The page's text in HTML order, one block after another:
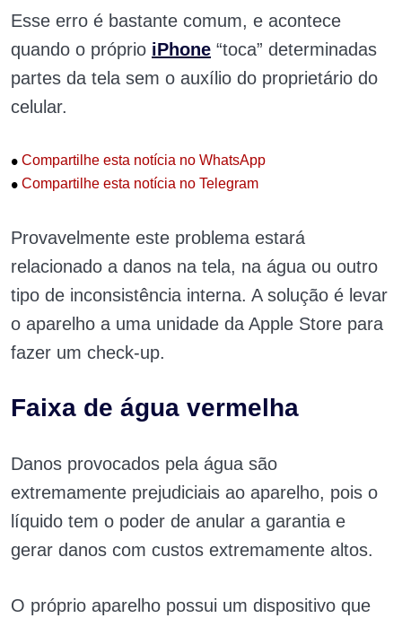
Esse erro é bastante comum, e acontece
quando o próprio iPhone “toca” determinadas
partes da tela sem o auxílio do proprietário do
celular.
• Compartilhe esta notícia no WhatsApp
• Compartilhe esta notícia no Telegram
Provavelmente este problema estará
relacionado a danos na tela, na água ou outro
tipo de inconsistência interna. A solução é levar
o aparelho a uma unidade da Apple Store para
fazer um check-up.
Faixa de água vermelha
Danos provocados pela água são
extremamente prejudiciais ao aparelho, pois o
líquido tem o poder de anular a garantia e
gerar danos com custos extremamente altos.
O próprio aparelho possui um dispositivo que